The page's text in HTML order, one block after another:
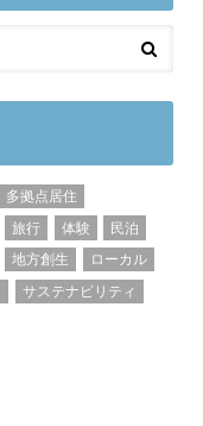
多拠点居住
旅行 体験
民泊
地方創生
ローカル
サステナビリティ